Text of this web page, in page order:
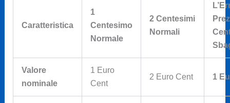
Caratteristica
1
Centesimo
Normale
2 Centesimi
Normali
Valore
nominale
1 Euro
Cent
2 Euro Cent 1